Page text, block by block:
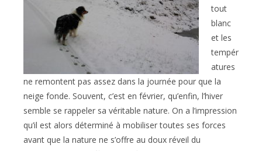
tout
blanc
et les
tempér
atures
ne remontent pas assez dans la journée pour que la
neige fonde. Souvent, c’est en février, qu’enfin, l’hiver
semble se rappeler sa véritable nature. On a l’impression
qu’il est alors déterminé à mobiliser toutes ses forces
avant que la nature ne s’offre au doux réveil du